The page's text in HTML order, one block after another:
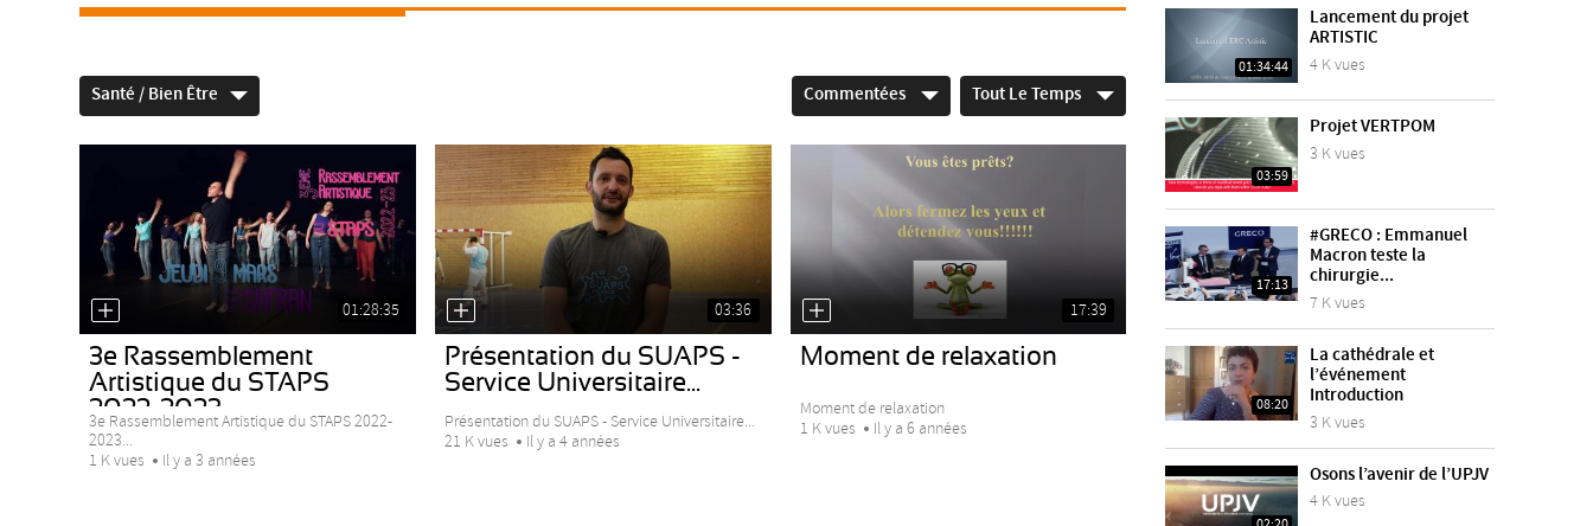
Santé / Bien Être Commentées Tout Le Temps
01:28:35
3e Rassemblement
Artistique du STAPS
2022-2023
3e Rassemblement Artistique du STAPS 2022-
2023...
1 K vues
Il y a 3 années
03:36
Présentation du SUAPS -
Service Universitaire...
Présentation du SUAPS - Service Universitaire...
21 K vues
Il y a 4 années
17:39
Moment de relaxation
Moment de relaxation
1 K vues
Il y a 6 années
01:34:44
Lancement du projet
ARTISTIC
4 K vues
03:59
Projet VERTPOM
3 K vues
17:13
#GRECO : Emmanuel
Macron teste la
chirurgie...
7 K vues
08:20
La cathédrale et
l’événement
Introduction
3 K vues
Osons l’avenir de l’UPJV
4 K vues